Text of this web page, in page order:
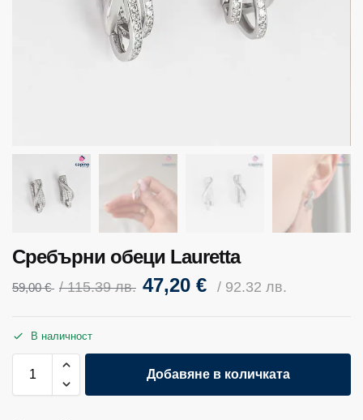
Сребърни обеци Lauretta
59,00€ / 115.39 лв. 47,20 € / 92.32 лв.
В наличност
Добавяне в количката